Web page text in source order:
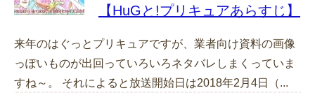
【HuGと!プリキュアあらすじ】
来年のはぐっとプリキュアですが、業者向け資料の画像
っぽいものが出回っていろいろネタバレしまくっていま
すね～。 それによると放送開始日は2018年2月4日（...